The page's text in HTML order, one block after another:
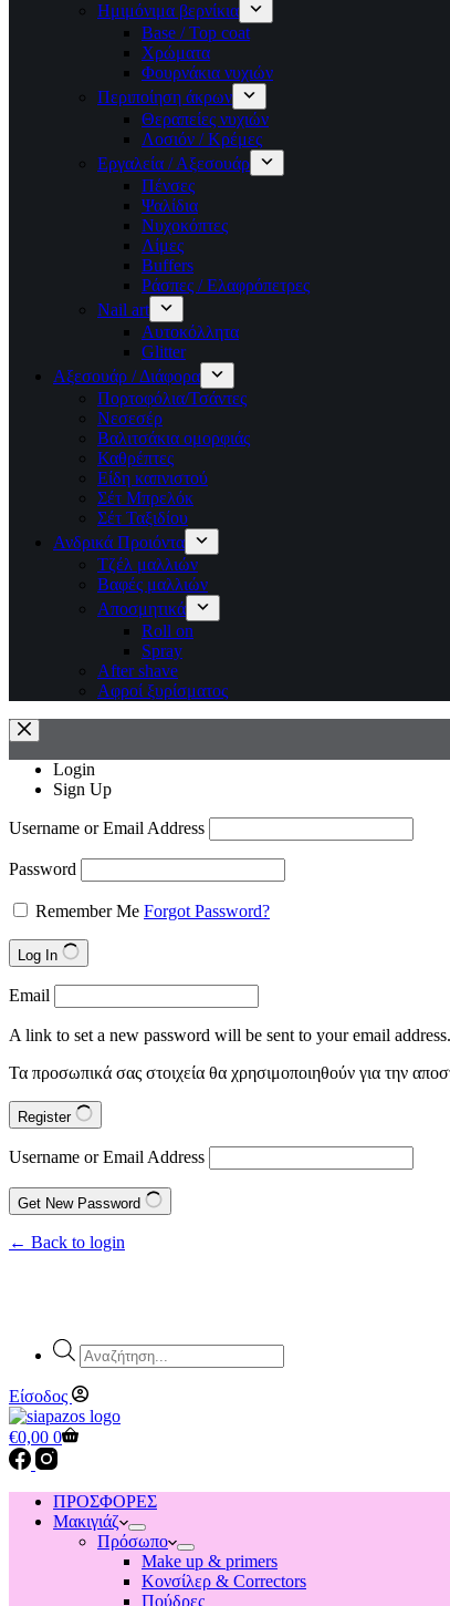
Ημιμόνιμα βερνίκια
Base / Top coat
Χρώματα
Φουρνάκια νυχιών
Περιποίηση άκρων
Θεραπείες νυχιών
Λοσιόν / Κρέμες
Εργαλεία / Αξεσουάρ
Πένσες
Ψαλίδια
Νυχοκόπτες
Λίμες
Buffers
Ράσπες / Ελαφρόπετρες
Nail art
Αυτοκόλλητα
Glitter
Αξεσουάρ / Διάφορα
Πορτοφόλια/Τσάντες
Νεσεσέρ
Βαλιτσάκια ομορφιάς
Καθρέπτες
Είδη καπνιστού
Σέτ Μπρελόκ
Σέτ Ταξιδίου
Ανδρικά Προιόντα
Τζέλ μαλλιών
Βαφές μαλλιών
Αποσμητικά
Roll on
Spray
After shave
Αφροί ξυρίσματος
Login
Sign Up
Username or Email Address
Password
Remember Me Forgot Password?
Log In
Email
A link to set a new password will be sent to your email address.
Τα προσωπικά σας στοιχεία θα χρησιμοποιηθούν για την
Register
Username or Email Address
Get New Password
← Back to login
Products
search
Είσοδος
Shopping
cart
€0,00 0
ΠΡΟΣΦΟΡΕΣ
Μακιγιάζ
Πρόσωπο
Make up & primers
Κονσίλερ & Correctors
Πούδρες